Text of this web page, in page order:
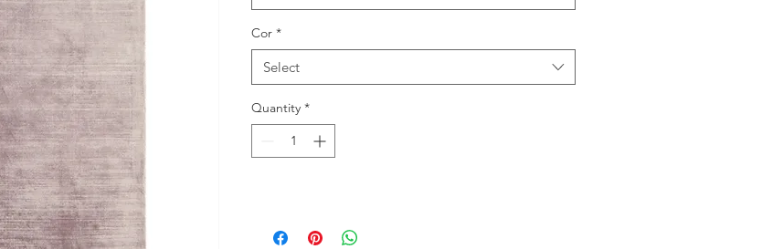
Cor *
Select
Quantity *